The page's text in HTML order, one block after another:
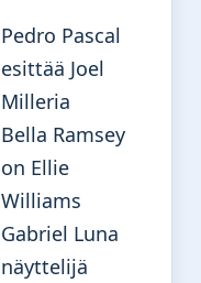
Pedro Pascal
esittää Joel
Milleria
Bella Ramsey
on Ellie
Williams
Gabriel Luna
näyttelijä